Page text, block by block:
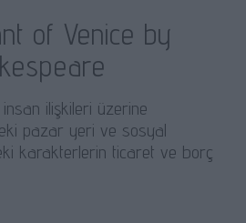
of Venice by
ilişkileri üzerine
pazar yeri ve sosyal
karakterlerin ticaret ve borç